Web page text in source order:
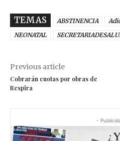
TEMAS ABSTINENCIA
NEONATAL
Previous article
Cobrarán cuotas por obras de
Respira
-